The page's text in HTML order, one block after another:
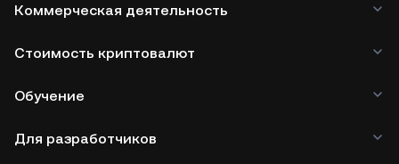
Коммерческая деятельность
Стоимость криптовалют
Обучение
Для разработчиков